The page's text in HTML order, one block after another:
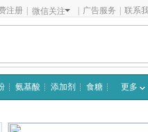
注册 微信关注 广告服务 联系
氨基酸 添加剂 食糖 更多